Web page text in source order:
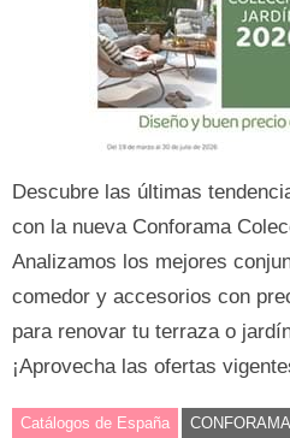
Descubre las últimas
con la nueva Conforama
Analizamos los mejores
comedor y accesorios con
para renovar tu terraza o
¡Aprovecha las ofertas
Catálogos de España CONFORAMA